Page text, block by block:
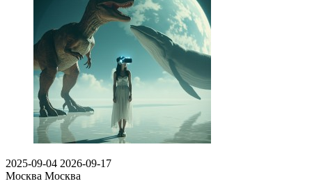
2025-09-04 2026-09-17
Москва Москва